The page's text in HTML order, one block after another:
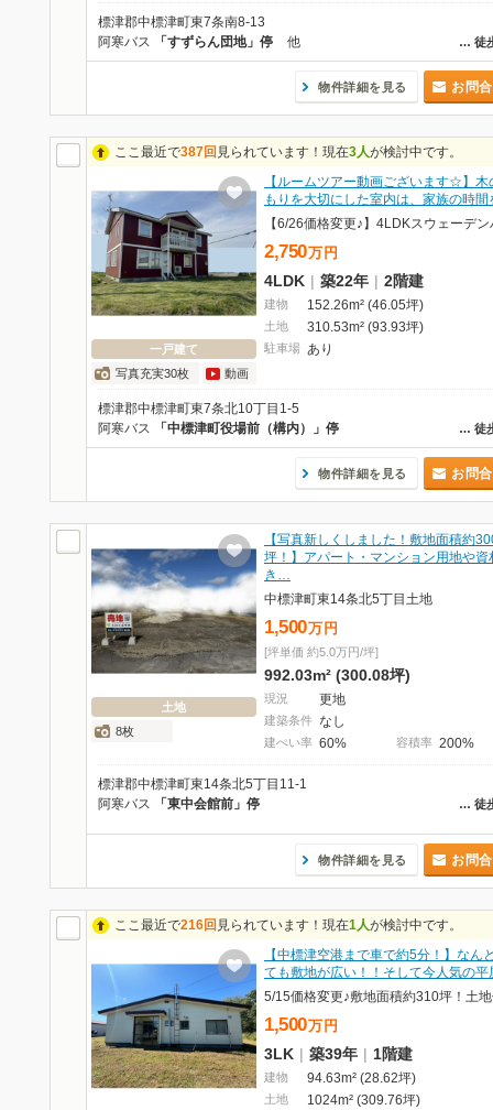
標津郡中標津町東7条南8-13
… 徒
阿寒バス 「すずらん団地」停 他
物件詳細を見る お問
ここ最近で387回 見られています！現在3人が検討中です。
一戸建て
写真充実30枚
動画
【ルームツアー動画ございます☆】木
もりを大切にした室内は、家族の時
2,750万 円
4LDK | 築22年 | 2階建
建物 152.26m² (46.05坪)
土地 310.53m² (93.93坪)
駐車場 あり
標津郡中標津町東7条北10丁目1-5
… 徒
阿寒バス 「中標津町役場前（構内）」停
物件詳細を見る お問
土地
8枚
【写真新しくしました！敷地面積約
坪！】アパート・マンション用地や資
き…
中標津町東14条北5丁目土地
1,500万 円
[坪単価 約5.0万円/坪]
992.03m² (300.08坪)
現況 更地
建築条件 なし
建ぺい率 60% 容積率 200%
標津郡中標津町東14条北5丁目11-1
… 徒
阿寒バス 「東中会館前」停
物件詳細を見る お問
ここ最近で216回 見られています！現在1人が検討中です。
【中標津空港まで車で約5分！】なん
ても敷地が広い！！そして今人気の
1,500万 円
3LK | 築39年 | 1階建
建物 94.63m² (28.62坪)
土地 1024m² (309.76坪)